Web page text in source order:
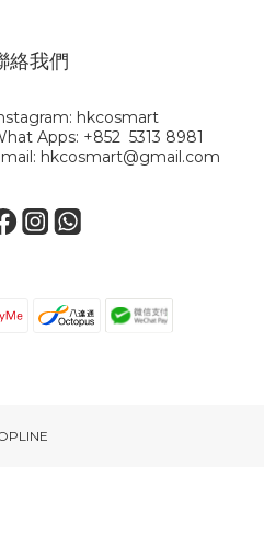
絡我們
hkcosmart
Apps: +852 5313 8981
hkcosmart@gmail.com